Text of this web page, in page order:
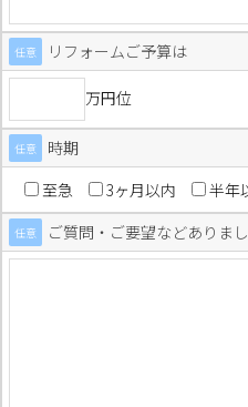
任意 リフォームご予算は
万円位
任意
時期
至急
3ヶ月以内 半年
任意 ご質問・ご要望などありま